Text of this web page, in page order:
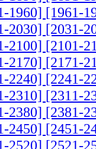
1960] [1961-
2030] [2031-
2100] [2101-
2170] [2171-
2240] [2241-
2310] [2311-
2380] [2381-
2450] [2451-
2520] [2521-